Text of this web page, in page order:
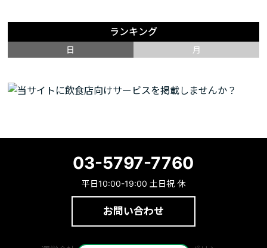
ランキング
日 月
03-5797-7760
平日10:00-19:00 土日祝 休
お問い合わせ